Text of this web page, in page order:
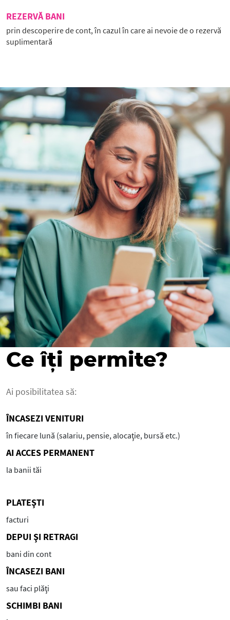
REZERVĂ BANI
prin descoperire de cont, în cazul în care ai nevoie de o rezervă
suplimentară
Ce îţi permite?
Ai posibilitatea să:
ÎNCASEZI VENITURI
în fiecare lună (salariu, pensie, alocaţie, bursă etc.)
AI ACCES PERMANENT
la banii tăi
PLATEŞTI
facturi
DEPUI ŞI RETRAGI
bani din cont
ÎNCASEZI BANI
sau faci plăţi
SCHIMBI BANI